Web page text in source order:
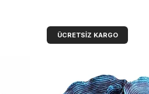
ÜCRETSIZ KARGO